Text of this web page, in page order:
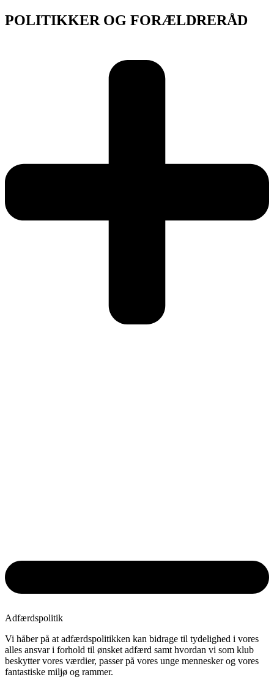
POLITIKKER OG FORÆLDRERÅD
Adfærdspolitik
Vi håber på at adfærdspolitikken kan bidrage til tydelighed i vores
alles ansvar i forhold til ønsket adfærd samt hvordan vi som klub
beskytter vores værdier, passer på vores unge mennesker og vores
fantastiske miljø og rammer.